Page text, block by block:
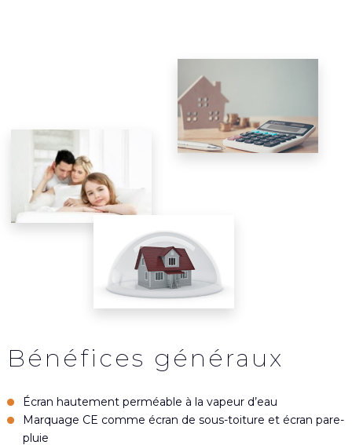
Bénéfices généraux
Écran hautement perméable à la vapeur d’eau
Marquage CE comme écran de sous-toiture et écran pare-
pluie